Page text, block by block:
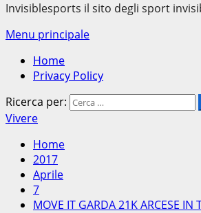
Invisiblesports il sito degli sport
Menu principale
Home
Privacy Policy
Ricerca per:
Vivere
Home
2017
Aprile
7
MOVE IT GARDA 21K ARCESE IN